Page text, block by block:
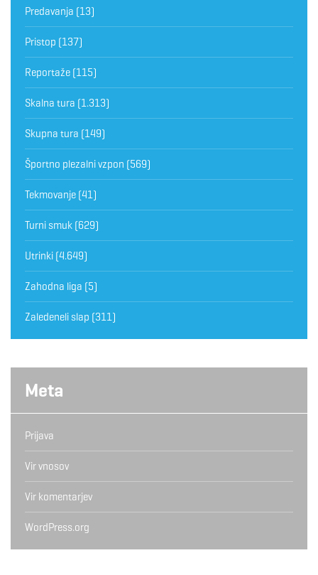
Predavanja (13)
Pristop (137)
Reportaže (115)
Skalna tura (1.313)
Skupna tura (149)
Športno plezalni vzpon (569)
Tekmovanje (41)
Turni smuk (629)
Utrinki (4.649)
Zahodna liga (5)
Zaledeneli slap (311)
Meta
Prijava
Vir vnosov
Vir komentarjev
WordPress.org